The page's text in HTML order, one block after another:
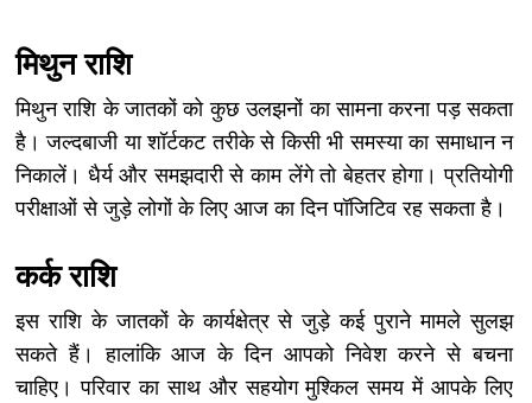
मिथुन राशि
मिथुन राशि के जातकों को कुछ उलझनों का सामना करना पड़ सकता
है। जल्दबाजी या शॉर्टकट तरीके से किसी भी समस्या का समाधान न
निकालें। धैर्य और समझदारी से काम लेंगे तो बेहतर होगा। प्रतियोगी
परीक्षाओं से जुड़े लोगों के लिए आज का दिन पॉजिटिव रह सकता है।
कर्क राशि
इस राशि के जातकों के कार्यक्षेत्र से जुड़े कई पुराने मामले सुलझ
सकते हैं। हालांकि आज के दिन आपको निवेश करने से बचना
चाहिए। परिवार का साथ और सहयोग मुश्किल समय में आपके लिए